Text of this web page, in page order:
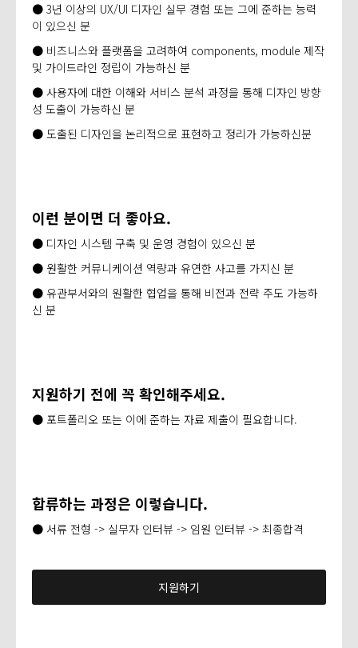
● 3년 이상의 UX/UI 디자인 실무 경험 또는 그에 준하는 능력
이 있으신 분​
● 비즈니스와 플랫폼을 고려하여 components, module 제작
및 가이드라인 ​정립이 가능하신 분​
● 사용자에 대한 이해와 서비스 분석 과정을 통해 디자인 방향
성 도출이 ​가능하신 분​
● 도출된 디자인을 논리적으로 표현하고 정리가 가능하신분
이런 분이면 더 좋아요.
● 디자인 시스템 구축 및 운영 경험이 있으신 분​
● 원활한 커뮤니케이션 역량과 유연한 사고를 가지신 분​
● 유관부서와의 원활한 협업을 통해 비전과 전략 주도 가능하
신 분
지원하기 전에 꼭 확인해주세요.
● 포트폴리오 또는 이에 준하는 자료 제출이 필요합니다.
합류하는 과정은 이렇습니다.
● 서류 전형 -> 실무자 인터뷰 -> 임원 인터뷰 -> 최종합격
지원하기